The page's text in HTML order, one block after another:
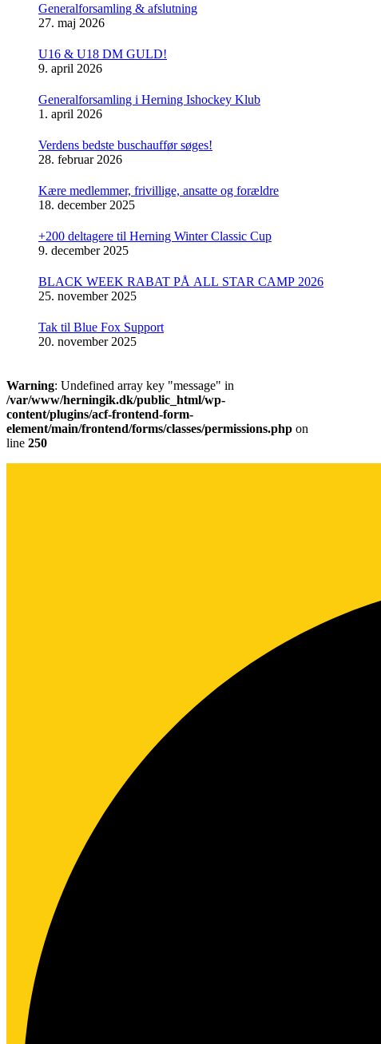
Generalforsamling & afslutning
27. maj 2026
U16 & U18 DM GULD!
9. april 2026
Generalforsamling i Herning Ishockey Klub
1. april 2026
Verdens bedste buschauffør søges!
28. februar 2026
Kære medlemmer, frivillige, ansatte og forældre
18. december 2025
+200 deltagere til Herning Winter Classic Cup
9. december 2025
BLACK WEEK RABAT PÅ ALL STAR CAMP 2026
25. november 2025
Tak til Blue Fox Support
20. november 2025
Warning: Undefined array key "message" in
/var/www/herningik.dk/public_html/wp-
content/plugins/acf-frontend-form-
element/main/frontend/forms/classes/permissions.php on
line 250